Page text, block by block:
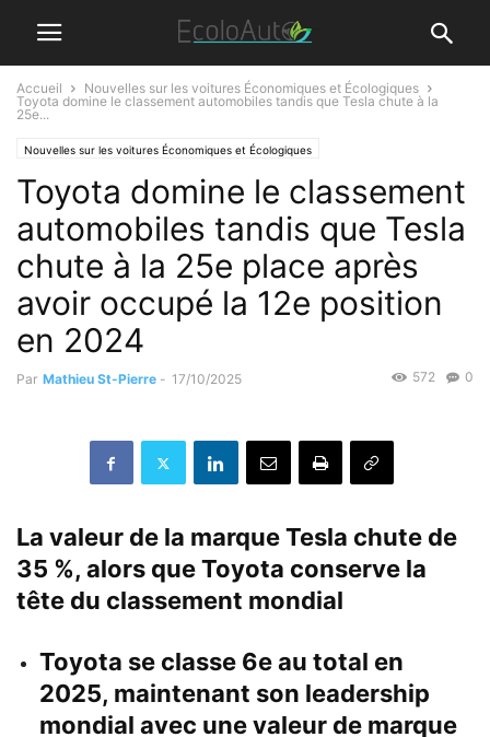
Accueil
Nouvelles sur les voitures Économiques et Écologiques
Toyota domine le classement automobiles tandis que Tesla chute à la
25e...
Nouvelles sur les voitures Économiques et Écologiques
Toyota domine le classement
automobiles tandis que Tesla
chute à la 25e place après
avoir occupé la 12e position
en 2024
Par Mathieu St-Pierre - 17/10/2025 0
572
La valeur de la marque Tesla chute de
35 %, alors que Toyota conserve la
tête du classement mondial
Toyota se classe 6e au total en
2025, maintenant son leadership
mondial avec une valeur de marque